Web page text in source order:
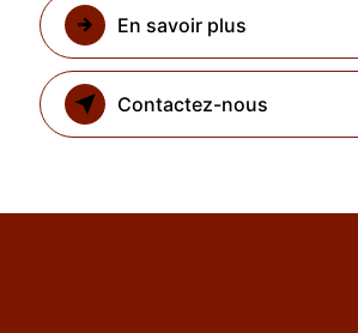
En savoir plus
Contactez-nous